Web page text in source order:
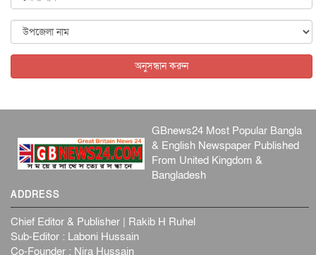
আন্তর্জাতিক ৫ আগস্ট, ২০২৬
অনুসন্ধান করুন
GBnews24 Most Popular Bangla
& English Newspaper Published
From United Kingdom &
Bangladesh
ADDRESS
Chief Editor & Publisher | Rakib H Ruhel
Sub-Editor : Laboni Hussain
Co-Founder : Nira Hussain